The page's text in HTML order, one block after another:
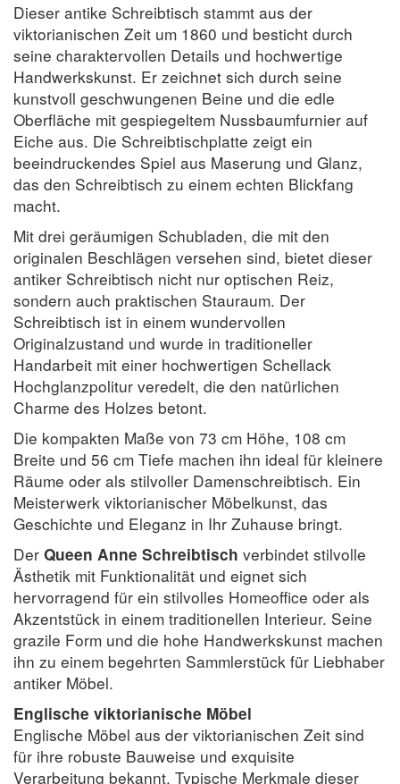
Dieser antike Schreibtisch stammt aus der
viktorianischen Zeit um 1860 und besticht durch
seine charaktervollen Details und hochwertige
Handwerkskunst. Er zeichnet sich durch seine
kunstvoll geschwungenen Beine und die edle
Oberfläche mit gespiegeltem Nussbaumfurnier auf
Eiche aus. Die Schreibtischplatte zeigt ein
beeindruckendes Spiel aus Maserung und Glanz,
das den Schreibtisch zu einem echten Blickfang
macht.
Mit drei geräumigen Schubladen, die mit den
originalen Beschlägen versehen sind, bietet dieser
antiker Schreibtisch nicht nur optischen Reiz,
sondern auch praktischen Stauraum. Der
Schreibtisch ist in einem wundervollen
Originalzustand und wurde in traditioneller
Handarbeit mit einer hochwertigen Schellack
Hochglanzpolitur veredelt, die den natürlichen
Charme des Holzes betont.
Die kompakten Maße von 73 cm Höhe, 108 cm
Breite und 56 cm Tiefe machen ihn ideal für kleinere
Räume oder als stilvoller Damenschreibtisch. Ein
Meisterwerk viktorianischer Möbelkunst, das
Geschichte und Eleganz in Ihr Zuhause bringt.
Der Queen Anne Schreibtisch verbindet stilvolle
Ästhetik mit Funktionalität und eignet sich
hervorragend für ein stilvolles Homeoffice oder als
Akzentstück in einem traditionellen Interieur. Seine
grazile Form und die hohe Handwerkskunst machen
ihn zu einem begehrten Sammlerstück für Liebhaber
antiker Möbel.
Englische viktorianische Möbel
Englische Möbel aus der viktorianischen Zeit sind
für ihre robuste Bauweise und exquisite
Verarbeitung bekannt. Typische Merkmale dieser